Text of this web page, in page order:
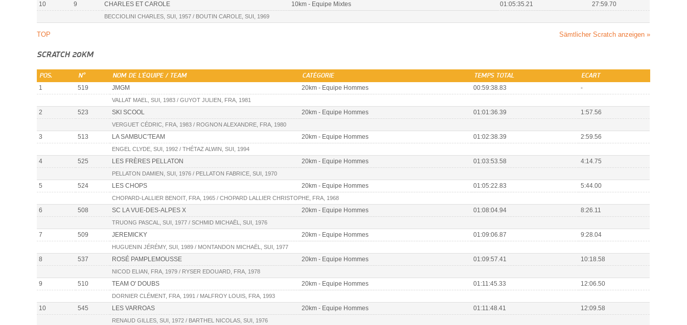
10 9 CHARLES ET CAROLE 10km - Equipe Mixtes 01:05:35.21 27:59.70
BECCIOLINI CHARLES, SUI, 1957 / BOUTIN CAROLE, SUI, 1969
TOP Sämtlicher Scratch anzeigen »
SCRATCH 20KM
POS. N° NOM DE L'ÉQUIPE / TEAM CATÉGORIE TEMPS TOTAL ECART
1 519 JMGM 20km - Equipe Hommes 00:59:38.83 -
VALLAT MAEL, SUI, 1983 / GUYOT JULIEN, FRA, 1981
2 523 SKI SCOOL 20km - Equipe Hommes 01:01:36.39 1:57.56
VERGUET CÉDRIC, FRA, 1983 / ROGNON ALEXANDRE, FRA, 1980
3 513 LA SAMBUC'TEAM 20km - Equipe Hommes 01:02:38.39 2:59.56
ENGEL CLYDE, SUI, 1992 / THÉTAZ ALWIN, SUI, 1994
4 525 LES FRÈRES PELLATON 20km - Equipe Hommes 01:03:53.58 4:14.75
PELLATON DAMIEN, SUI, 1976 / PELLATON FABRICE, SUI, 1970
5 524 LES CHOPS 20km - Equipe Hommes 01:05:22.83 5:44.00
CHOPARD-LALLIER BENOIT, FRA, 1965 / CHOPARD LALLIER CHRISTOPHE, FRA, 1968
6 508 SC LA VUE-DES-ALPES X 20km - Equipe Hommes 01:08:04.94 8:26.11
TRUONG PASCAL, SUI, 1977 / SCHMID MICHAËL, SUI, 1976
7 509 JEREMICKY 20km - Equipe Hommes 01:09:06.87 9:28.04
HUGUENIN JÉRÉMY, SUI, 1989 / MONTANDON MICHAËL, SUI, 1977
8 537 ROSÉ PAMPLEMOUSSE 20km - Equipe Hommes 01:09:57.41 10:18.58
NICOD ELIAN, FRA, 1979 / RYSER EDOUARD, FRA, 1978
9 510 TEAM O' DOUBS 20km - Equipe Hommes 01:11:45.33 12:06.50
DORNIER CLÉMENT, FRA, 1991 / MALFROY LOUIS, FRA, 1993
10 545 LES VARROAS 20km - Equipe Hommes 01:11:48.41 12:09.58
RENAUD GILLES, SUI, 1972 / BARTHEL NICOLAS, SUI, 1976